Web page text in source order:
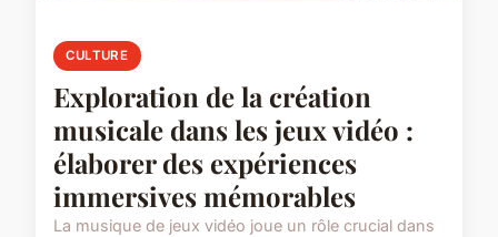
CULTURE
Exploration de la création
musicale dans les jeux vidéo :
élaborer des expériences
immersives mémorables
La musique de jeux vidéo joue un rôle crucial dans